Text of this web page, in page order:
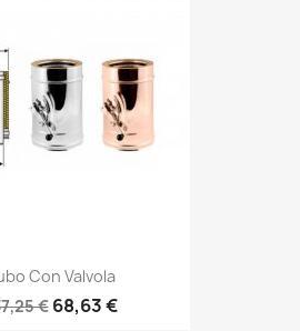
Con Valvola
€ 68,63 €